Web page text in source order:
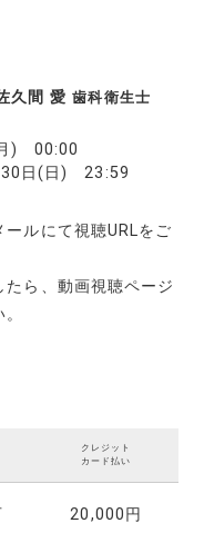
久間 愛歯科衛生士
) 00:00
日(日) 23:59
ルにて視聴URLをご
ら、動画視聴ページ
クレジット
カード払い
20,000円